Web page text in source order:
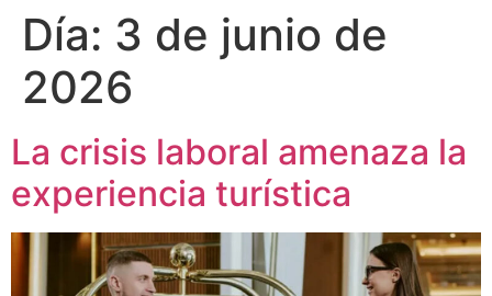
Día: 3 de junio de
2026
La crisis laboral amenaza la
experiencia turística